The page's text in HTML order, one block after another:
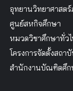
อุทยานวิทยาศาสต
ศูนย์สหกิจศึกษา
หมวดวิชาศึกษาทั่ว
โครงการจัดตั้งสถา
สำนักงานบัณฑิตศึก